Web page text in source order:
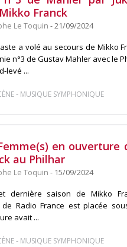
Franck
Le Toquin - 21/09/2024
a volé au secours de Mikko
n°3 de Gustav Mahler avec le
levé ...
- MUSIQUE SYMPHONIQUE
en ouverture
au Philhar
Le Toquin - 15/09/2024
dernière saison de Mikko
de Radio France est placée
avait ...
- MUSIQUE SYMPHONIQUE